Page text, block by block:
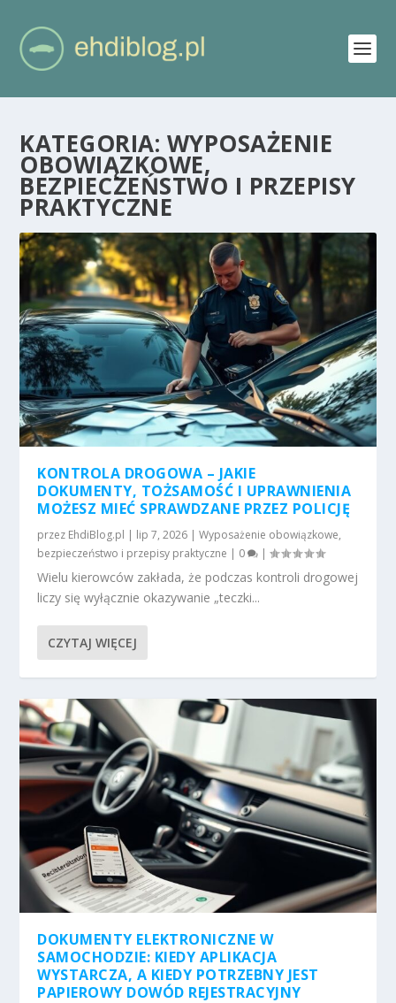
KATEGORIA: WYPOSAŻENIE
OBOWIĄZKOWE,
BEZPIECZEŃSTWO I PRZEPISY
PRAKTYCZNE
KONTROLA DROGOWA – JAKIE
DOKUMENTY, TOŻSAMOŚĆ I UPRAWNIENIA
MOŻESZ MIEĆ SPRAWDZANE PRZEZ POLICJĘ
przez EhdiBlog.pl | lip 7, 2026 |Wyposażenie obowiązkowe,
bezpieczeństwo i przepisy praktyczne | 0 |
Wielu kierowców zakłada, że podczas kontroli drogowej
liczy się wyłącznie okazywanie „teczki...
CZYTAJ WIĘCEJ
DOKUMENTY ELEKTRONICZNE W
SAMOCHODZIE: KIEDY APLIKACJA
WYSTARCZA, A KIEDY POTRZEBNY JEST
PAPIEROWY DOWÓD REJESTRACYJNY